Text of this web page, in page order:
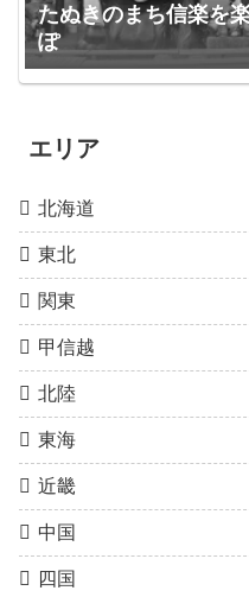
たぬきのまち信楽を
ぽ
エリア
北海道
東北
関東
甲信越
北陸
東海
近畿
中国
四国